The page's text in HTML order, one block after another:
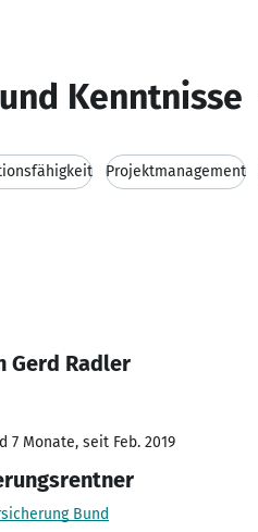
Kenntnisse
Projektmanagement
Gerd Radler
7 Monate, seit Feb. 2019
Bund